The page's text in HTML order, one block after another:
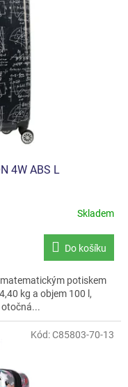
4W ABS L
Skladem
Do košíku
potiskem
kg a objem 100 l,
otočná...
Kód:C85803-70-13